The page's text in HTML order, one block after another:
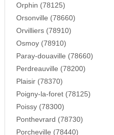
Orphin (78125)
Orsonville (78660)
Orvilliers (78910)
Osmoy (78910)
Paray-douaville (78660)
Perdreauville (78200)
Plaisir (78370)
Poigny-la-foret (78125)
Poissy (78300)
Ponthevrard (78730)
Porcheville (78440)